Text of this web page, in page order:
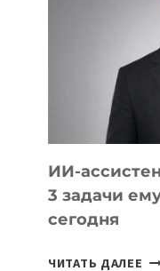
ИИ-
3 задачи
сегодня
ЧИТАТЬ ДАЛЕЕ ИИ-